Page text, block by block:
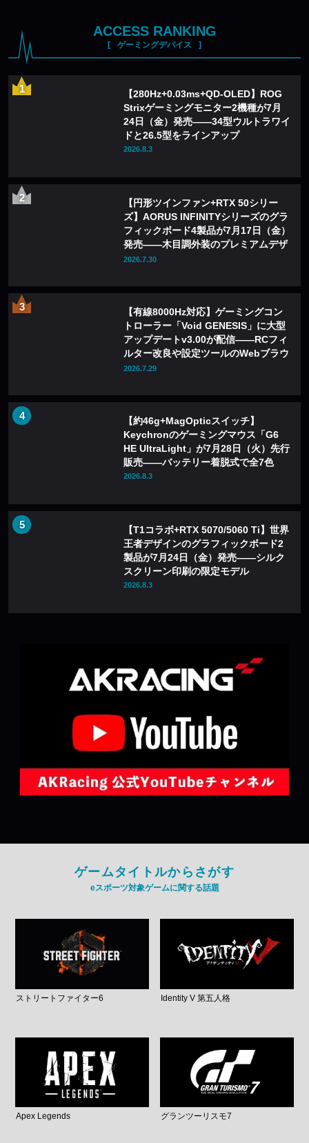
ACCESS RANKING
ゲーミングデバイス
【280Hz+0.03ms+QD-OLED】ROG
Strixゲーミングモニター2機種が7月
24日（金）発売——34型ウルトラワイ
ドと26.5型をラインアップ
2026.8.3
【円形ツインファン+RTX 50シリー
ズ】AORUS INFINITYシリーズのグラ
フィックボード4製品が7月17日（金）
発売——木目調外装のプレミアムデザ
インを採用
2026.7.30
【有線8000Hz対応】ゲーミングコン
トローラー「Void GENESIS」に大型
アップデートv3.00が配信——RCフィ
ルター改良や設定ツールのWebブラウ
ザ化も
2026.7.29
【約46g+MagOpticスイッチ】
Keychronのゲーミングマウス「G6
HE UltraLight」が7月28日（火）先行
販売——バッテリー着脱式で全7色
2026.8.3
【T1コラボ+RTX 5070/5060 Ti】世界
王者デザインのグラフィックボード2
製品が7月24日（金）発売——シルク
スクリーン印刷の限定モデル
2026.8.3
ゲームタイトルからさがす
eスポーツ対象ゲームに関する話題
ストリートファイター6 Identity V 第五人格
Apex Legends グランツーリスモ7